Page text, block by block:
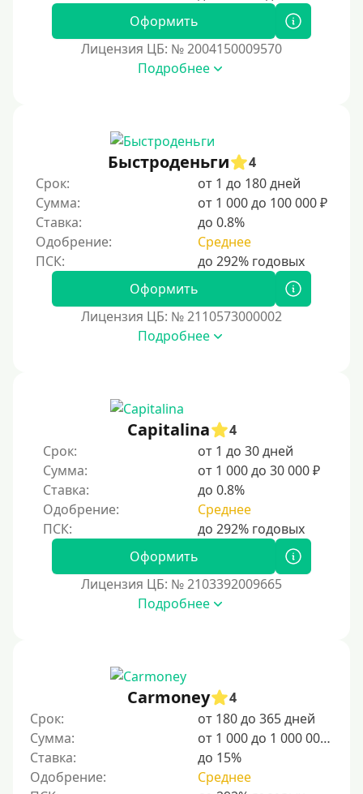
С 23 лет
С 25 лет
Категории заемщиков
Несовершеннолетним
Студентам
Без регистрации
С временной регистрацией
Банкротам
Без подтверждения личности
Пенсионерам до 70 лет
Пенсионерам до 75 лет
Отсутствие информации о месте трудоустройства
Для иностранных граждан
Для граждан других стран, находящихся на
Оформить
Лицензия ЦБ: № 2004150009570
Подробнее
Быстроденьги
4
Срок:
от 1 до 180 дней
Сумма:
от 1 000 до 100 000 ₽
Ставка:
до 0.8%
Одобрение:
Среднее
Оформить
Лицензия ЦБ: № 2110573000002
Подробнее
Capitalina
4
Срок:
от 1 до 30 дней
Сумма:
от 1 000 до 30 000 ₽
Ставка:
до 0.8%
Одобрение:
Среднее
Оформить
Лицензия ЦБ: № 2103392009665
Подробнее
Carmoney
4
Срок:
от 180 до 365 дней
Сумма:
от 1 000 до 1 000 000 ₽
Ставка:
до 15%
Одобрение:
Среднее